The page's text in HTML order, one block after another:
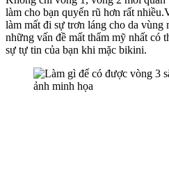
làm cho bạn quyến rũ hơn rất
làm mất đi sự trơn láng cho da vùng
những vấn đề mất thẩm mỹ nhất có
sự tự tin của bạn khi mặc bikini.
ảnh minh họa